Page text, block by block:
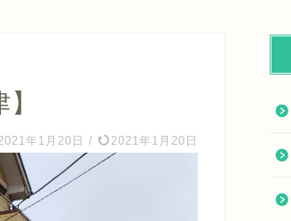
年1月20日 / 2021年1月20日